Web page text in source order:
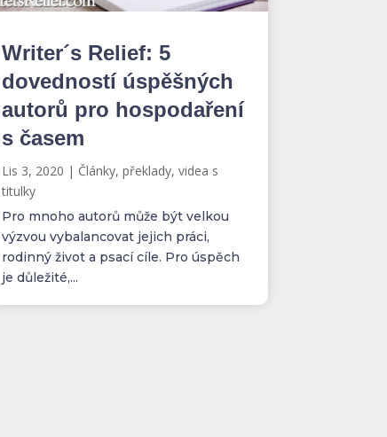
Writer´s Relief: 5
dovedností úspěšných
autorů pro hospodaření
s časem
Lis 3, 2020 | Články, překlady, videa s
titulky
Pro mnoho autorů může být velkou
výzvou vybalancovat jejich práci,
rodinný život a psací cíle. Pro úspěch
je důležité,...